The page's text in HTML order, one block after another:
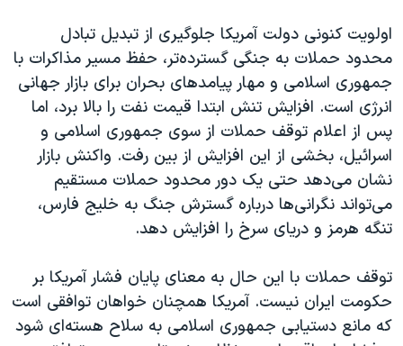
اولویت کنونی دولت آمریکا جلوگیری از تبدیل تبادل
محدود حملات به جنگی گسترده‌تر، حفظ مسیر مذاکرات با
جمهوری اسلامی و مهار پیامدهای بحران برای بازار جهانی
انرژی است. افزایش تنش ابتدا قیمت نفت را بالا برد، اما
پس از اعلام توقف حملات از سوی جمهوری اسلامی و
اسرائیل، بخشی از این افزایش از بین رفت. واکنش بازار
نشان می‌دهد حتی یک دور محدود حملات مستقیم
می‌تواند نگرانی‌ها درباره گسترش جنگ به خلیج فارس،
تنگه هرمز و دریای سرخ را افزایش دهد.
توقف حملات با این حال به معنای پایان فشار آمریکا بر
حکومت ایران نیست. آمریکا همچنان خواهان توافقی است
که مانع دستیابی جمهوری اسلامی به سلاح هسته‌ای شود